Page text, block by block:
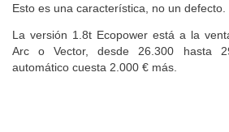
Esto es una característica, no un defecto.
La versión 1.8t Ecopower está a la
Arc o Vector, desde 26.300 hasta
automático cuesta 2.000 € más.